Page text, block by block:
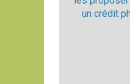
un crédit